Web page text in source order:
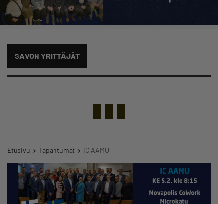
SAVON YRITTÄJÄT
Etusivu Tapahtumat IC AAMU